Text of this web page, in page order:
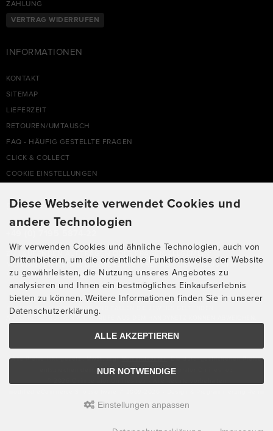
ZAHLUNG
VERTRAG WIDERRUFEN
INFORMATIONEN
KONTAKT
SITEMAP
LIEFERZEIT
RETOUREN/UMTAUSCH
FAQ - HÄUFIG GESTELLTE FRAGEN
CLICK & COLLECT
COOKIE EINSTELLUNGEN
SUPPORTHOTLINE
ZU LAUFENDEN AUFTRÄGEN ODER FRAGEN ALLGEMEIN:
MONTAG, DIENSTAG, DONNERSTAG, FREITAG: 10:00 - 16:00 UHR
MITTWOCH: 10:00 - 18:00 UHR
* KOSTEN: NORMALER ORTSTARIF DE, MIT FLATRATEVERTRAG NATÜRLICH
KOSTENLOS. AUS DEM AUSLAND FALLEN DIE JEWEILS GELTENDEN
Alle Preise inkl. gesetzl. MwSt. zzgl.Versandkosten. Die durchgestrichenen Preise
entsprechen dem bisherigen Preis bei Chimperator Onlineshop
Webdesign
Diese Webseite verwendet Cookies und
andere Technologien
Wir verwenden Cookies und ähnliche Technologien, auch von
Drittanbietern, um die ordentliche Funktionsweise der Website
zu gewährleisten, die Nutzung unseres Angebotes zu
analysieren und Ihnen ein bestmögliches Einkaufserlebnis
bieten zu können. Weitere Informationen finden Sie in unserer
Datenschutzerklärung.
ALLE AKZEPTIEREN
NUR NOTWENDIGE
Einstellungen anpassen